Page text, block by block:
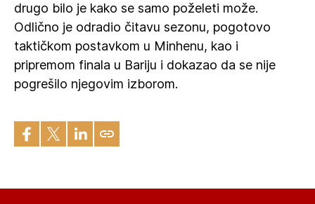
drugo bilo je kako se samo poželeti može.
Odlično je odradio čitavu sezonu, pogotovo
taktičkom postavkom u Minhenu, kao i
pripremom finala u Bariju i dokazao da se nije
pogrešilo njegovim izborom.